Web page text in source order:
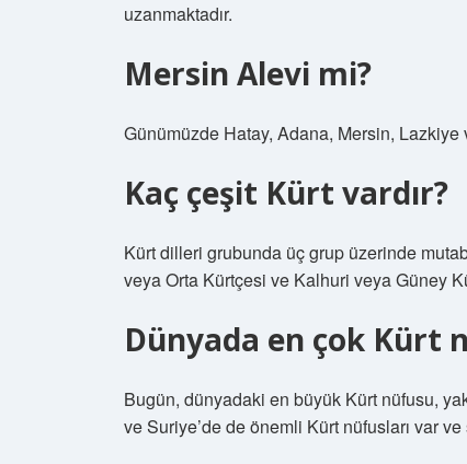
uzanmaktadır.
Mersin Alevi mi?
Günümüzde Hatay, Adana, Mersin, Lazkiye
Kaç çeşit Kürt vardır?
Kürt dilleri grubunda üç grup üzerinde
veya Orta Kürtçesi ve Kalhuri veya Güney
Dünyada en çok Kürt
Bugün, dünyadaki en büyük Kürt nüfusu,
ve Suriye’de de önemli Kürt nüfusları var